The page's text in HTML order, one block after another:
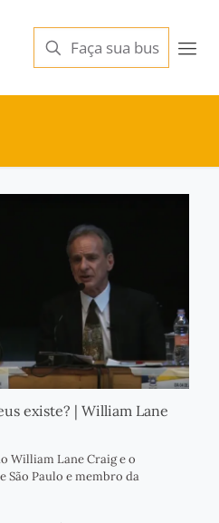
existe? | William Lane
William Lane Craig e o
São Paulo e membro da